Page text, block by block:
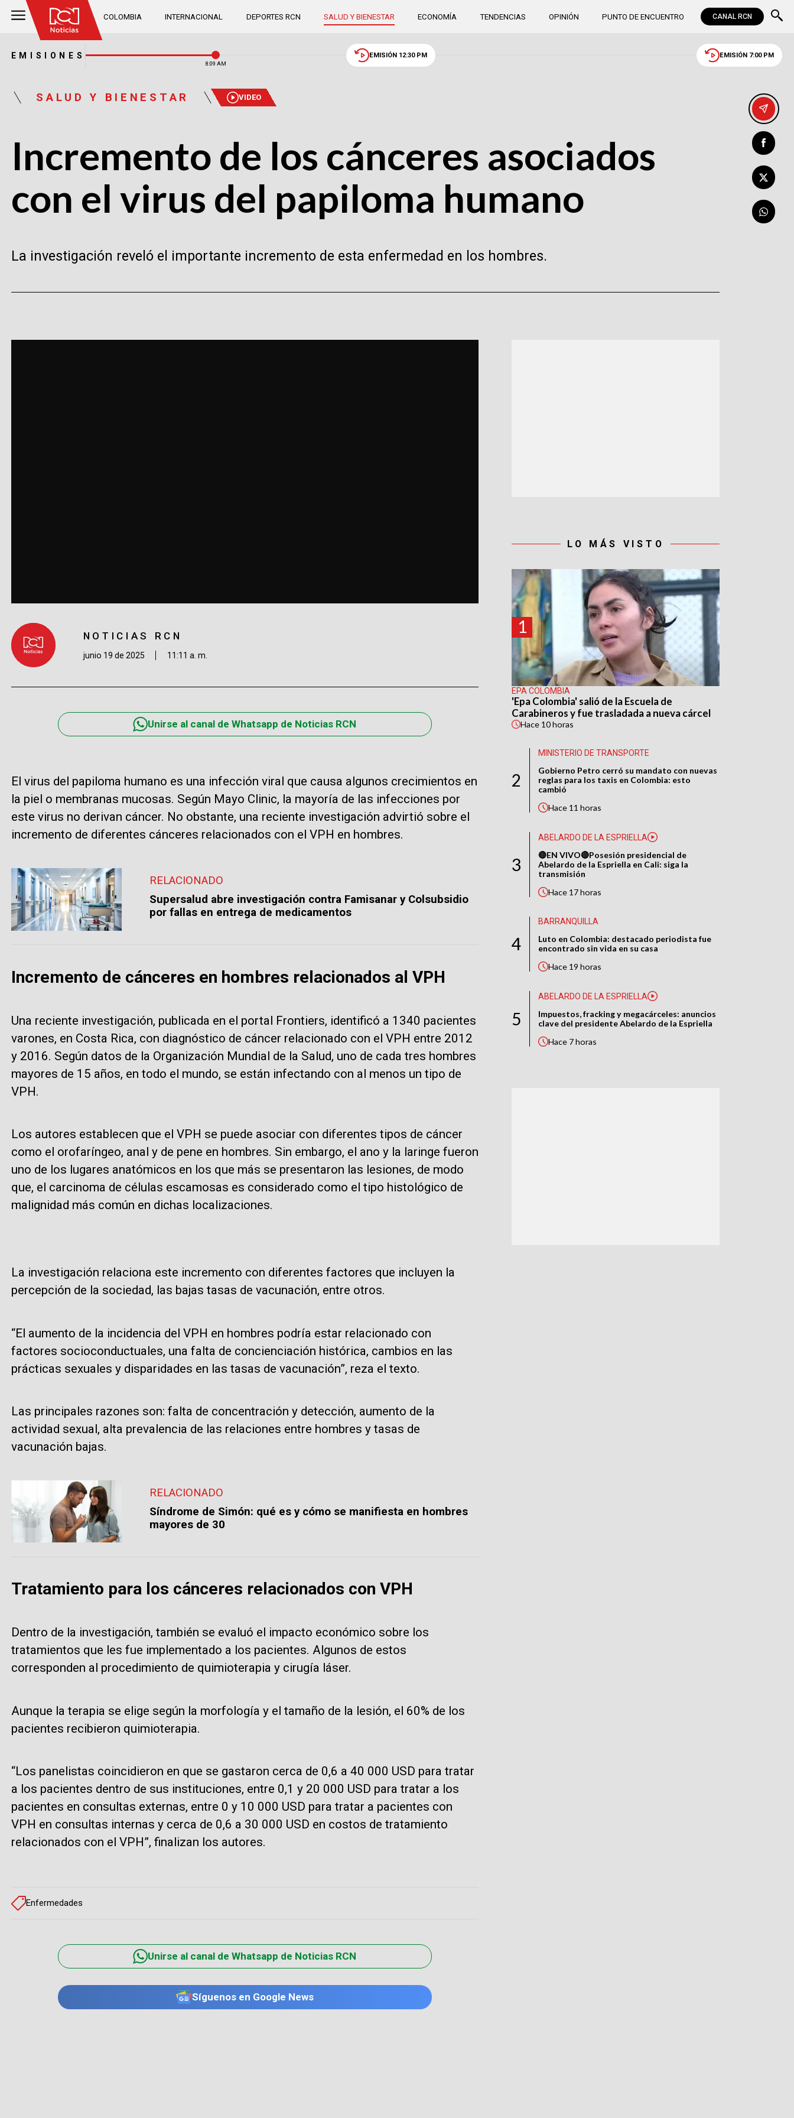
COLOMBIA INTERNACIONAL DEPORTES RCN SALUD Y BIENESTAR ECONOMÍA TENDENCIAS OPINIÓN PUNTO DE ENCUENTRO CANAL RCN
EMISIONES
8:09 AM
EMISIÓN 12:30 PM EMISIÓN 7:00 PM
SALUD Y BIENESTAR VIDEO
Incremento de los cánceres asociados
con el virus del papiloma humano
La investigación reveló el importante incremento de esta enfermedad en los hombres.
NOTICIAS RCN
junio 19 de 2025 11:11 a. m.
Unirse al canal de Whatsapp de Noticias RCN
El virus del papiloma humano es una infección viral que causa algunos crecimientos en
la piel o membranas mucosas. Según Mayo Clinic, la mayoría de las infecciones por
este virus no derivan cáncer. No obstante, una reciente investigación advirtió sobre el
incremento de diferentes cánceres relacionados con el VPH en hombres.
RELACIONADO
Supersalud abre investigación contra Famisanar y Colsubsidio
por fallas en entrega de medicamentos
Incremento de cánceres en hombres relacionados al VPH
Una reciente investigación, publicada en el portal Frontiers, identificó a 1340 pacientes
varones, en Costa Rica, con diagnóstico de cáncer relacionado con el VPH entre 2012
y 2016. Según datos de la Organización Mundial de la Salud, uno de cada tres hombres
mayores de 15 años, en todo el mundo, se están infectando con al menos un tipo de
VPH.
Los autores establecen que el VPH se puede asociar con diferentes tipos de cáncer
como el orofaríngeo, anal y de pene en hombres. Sin embargo, el ano y la laringe fueron
uno de los lugares anatómicos en los que más se presentaron las lesiones, de modo
que, el carcinoma de células escamosas es considerado como el tipo histológico de
malignidad más común en dichas localizaciones.
La investigación relaciona este incremento con diferentes factores que incluyen la
percepción de la sociedad, las bajas tasas de vacunación, entre otros.
“El aumento de la incidencia del VPH en hombres podría estar relacionado con
factores socioconductuales, una falta de concienciación histórica, cambios en las
prácticas sexuales y disparidades en las tasas de vacunación”, reza el texto.
Las principales razones son: falta de concentración y detección, aumento de la
actividad sexual, alta prevalencia de las relaciones entre hombres y tasas de
vacunación bajas.
RELACIONADO
Síndrome de Simón: qué es y cómo se manifiesta en hombres
mayores de 30
Tratamiento para los cánceres relacionados con VPH
Dentro de la investigación, también se evaluó el impacto económico sobre los
tratamientos que les fue implementado a los pacientes. Algunos de estos
corresponden al procedimiento de quimioterapia y cirugía láser.
Aunque la terapia se elige según la morfología y el tamaño de la lesión, el 60% de los
pacientes recibieron quimioterapia.
“Los panelistas coincidieron en que se gastaron cerca de 0,6 a 40 000 USD para tratar
a los pacientes dentro de sus instituciones, entre 0,1 y 20 000 USD para tratar a los
pacientes en consultas externas, entre 0 y 10 000 USD para tratar a pacientes con
VPH en consultas internas y cerca de 0,6 a 30 000 USD en costos de tratamiento
relacionados con el VPH”, finalizan los autores.
Enfermedades
Unirse al canal de Whatsapp de Noticias RCN
Síguenos en Google News
LO MÁS VISTO
1
EPA COLOMBIA
'Epa Colombia' salió de la Escuela de
Carabineros y fue trasladada a nueva cárcel
Hace 10 horas
2
MINISTERIO DE TRANSPORTE
Gobierno Petro cerró su mandato con nuevas
reglas para los taxis en Colombia: esto
cambió
Hace 11 horas
3
ABELARDO DE LA ESPRIELLA
🔴EN VIVO🔴Posesión presidencial de
Abelardo de la Espriella en Cali: siga la
transmisión
Hace 17 horas
4
BARRANQUILLA
Luto en Colombia: destacado periodista fue
encontrado sin vida en su casa
Hace 19 horas
5
ABELARDO DE LA ESPRIELLA
Impuestos, fracking y megacárceles: anuncios
clave del presidente Abelardo de la Espriella
Hace 7 horas